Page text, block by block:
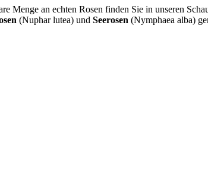
Menge an echten Rosen finden Sie in unseren
(Nuphar lutea) und Seerosen (Nymphaea alba)